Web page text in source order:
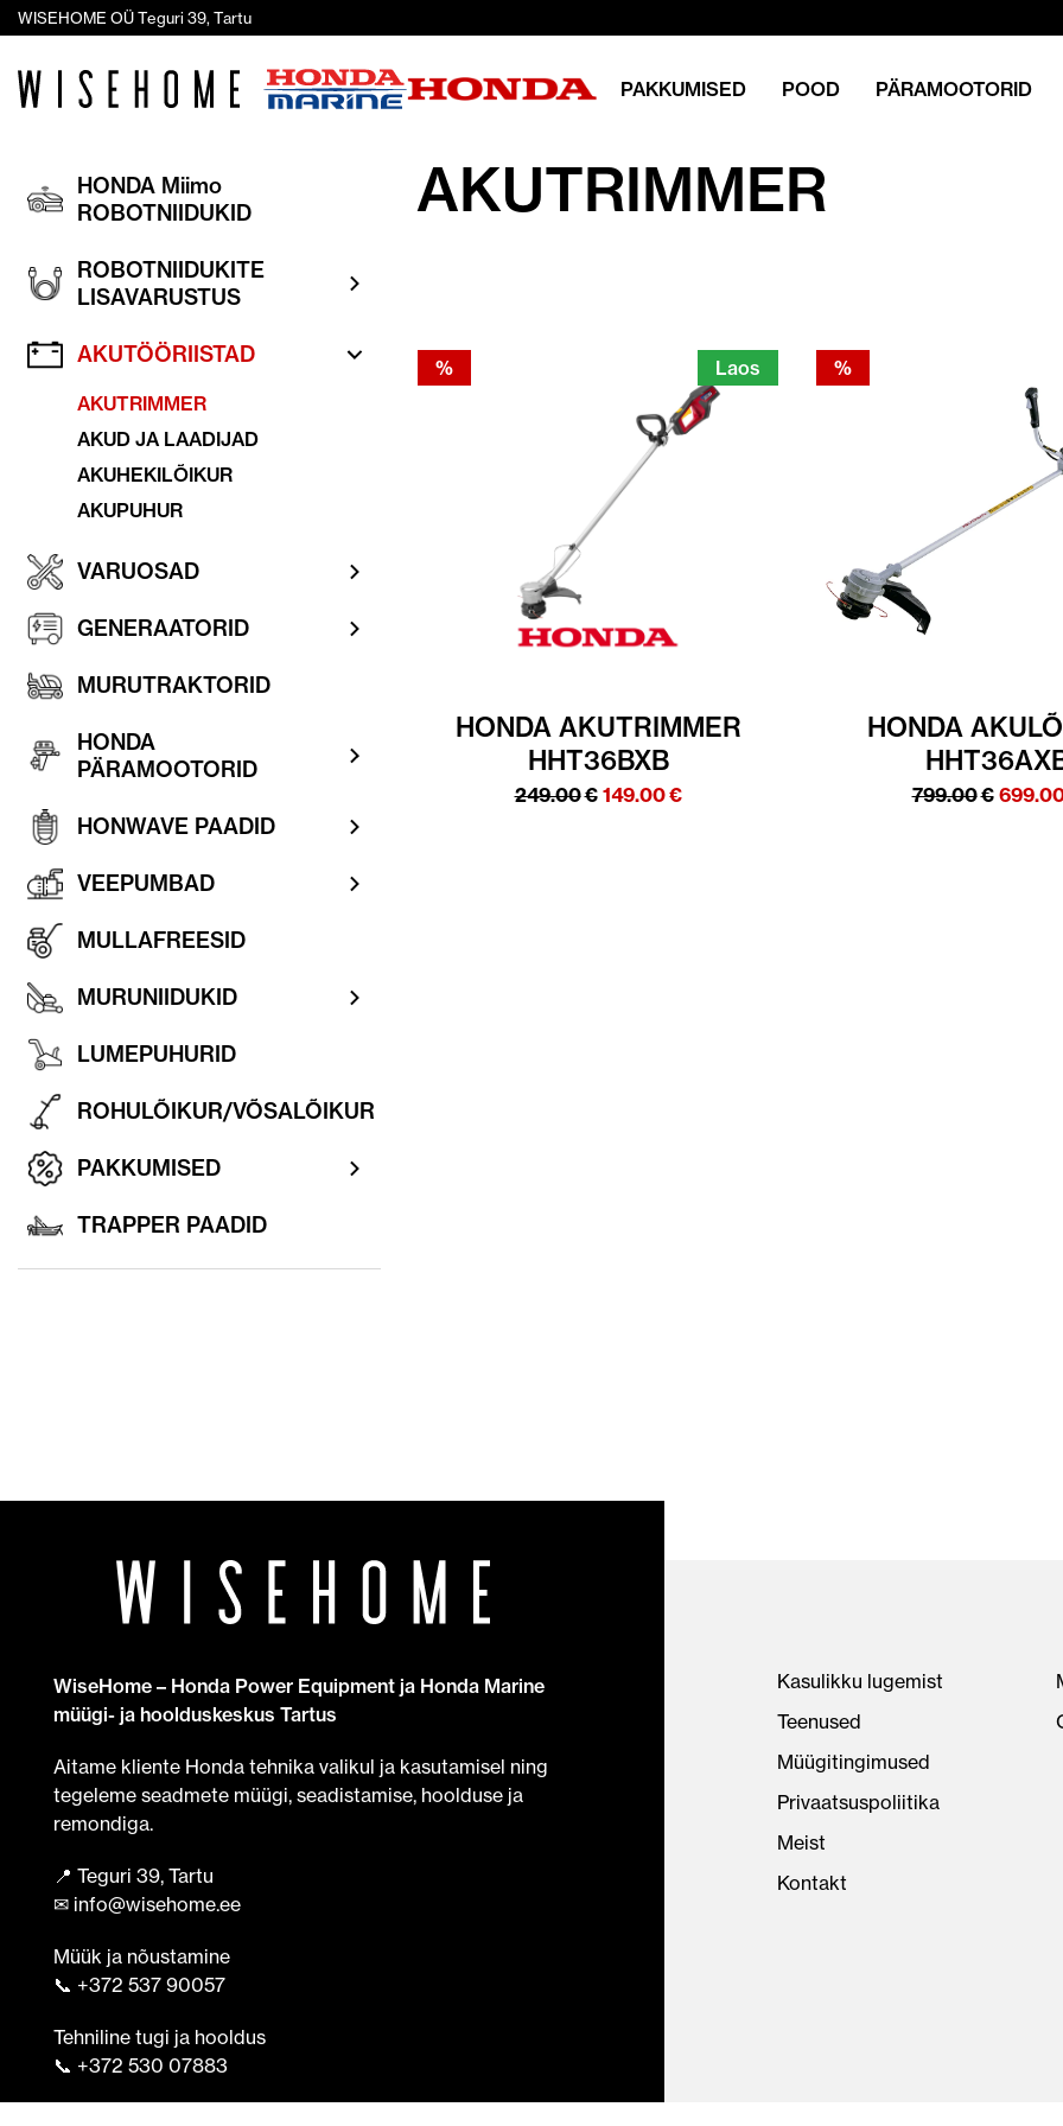
WISEHOME OÜ Teguri 39, Tartu
PAKKUMISED POOD PÄRAMOOTORID
HONDA Miimo
ROBOTNIIDUKID
ROBOTNIIDUKITE
LISAVARUSTUS
AKUTÖÖRIISTAD
AKUTRIMMER
AKUD JA LAADIJAD
AKUHEKILÕIKUR
AKUPUHUR
VARUOSAD
GENERAATORID
MURUTRAKTORID
HONDA
PÄRAMOOTORID
HONWAVE PAADID
VEEPUMBAD
MULLAFREESID
MURUNIIDUKID
LUMEPUHURID
ROHULÕIKUR/VÕSALÕIKUR
PAKKUMISED
TRAPPER PAADID
AKUTRIMMER
% Laos
HONDA AKUTRIMMER
HHT36BXB
249.00€ Algne
149.00€Praegune
%
HONDA
799.00€ Algne
WiseHome – Honda Power Equipment ja Honda Marine
müügi- ja hoolduskeskus Tartus
Aitame kliente Honda tehnika valikul ja kasutamisel ning
tegeleme seadmete müügi, seadistamise, hoolduse ja
remondiga.
📍 Teguri 39, Tartu
✉ info@wisehome.ee
Müük ja nõustamine
📞 +372 537 90057
Tehniline tugi ja hooldus
📞 +372 530 07883
Kasulikku lugemist
Teenused
Müügitingimused
Privaatsuspoliitika
Meist
Kontakt